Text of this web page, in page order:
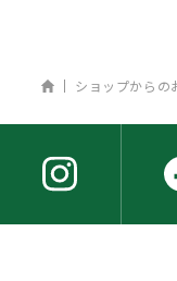
ホーム
ショップからの